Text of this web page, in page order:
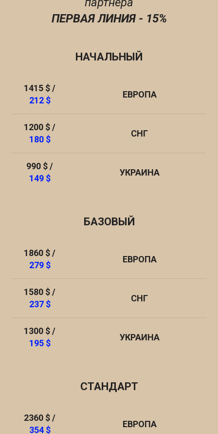
ПЕРВАЯ ЛИНИЯ - 15%
НАЧАЛЬНЫЙ
ЕВРОПА
1415 $ /
212 $
СНГ
1200 $ /
180 $
УКРАИНА
990 $ /
149 $
БАЗОВЫЙ
ЕВРОПА
1860 $ /
279 $
СНГ
1580 $ /
237 $
УКРАИНА
1300 $ /
195 $
СТАНДАРТ
ЕВРОПА
2360 $ /
354 $